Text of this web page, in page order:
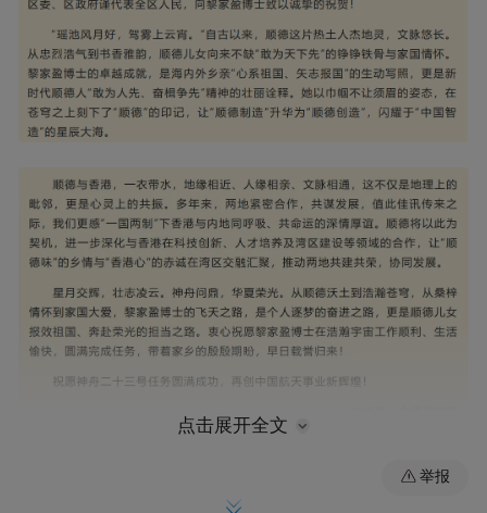
点击展开全文
举报